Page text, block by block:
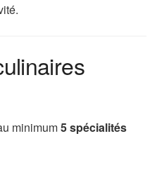
minimum5 spécialités